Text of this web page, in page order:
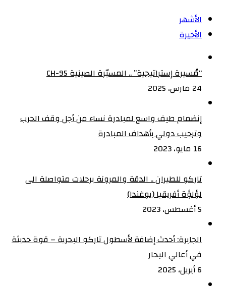
الأشهر
الأخيرة
“مُسيرة إستراتيجية” .. المسيّرة الصينية CH-95
24 مارس، 2025
إنضمام طيف واسع لمبادرة نساء من أجل وقف الحرب
وترحيب دولي بأهداف المبادرة
16 مايو، 2023
تاركو للطيران .. الدقة والمرونة برحلات متواصلة الى
لؤلؤة أفريقيا (يوغندا)
5 أغسطس، 2023
الجابرة: أحدث إضافة لأسطول تاركو البحرية – قوة حديثة
في أعالي البحار
6 أبريل، 2025